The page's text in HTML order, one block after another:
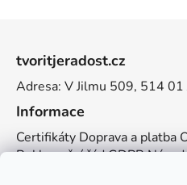
tvoritjeradost.cz
Adresa: V Jilmu 509, 514 01
Informace
Certifikáty Doprava a platba
Reklamační řádGDPR